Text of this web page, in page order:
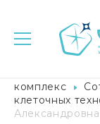
комплекс
клеточных